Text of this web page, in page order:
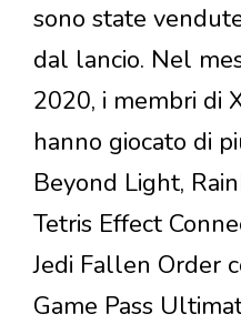
sono state
dal lancio. Nel
2020, i membri di
hanno giocato di
Beyond Light,
Tetris Effect
Jedi Fallen Order
Game Pass